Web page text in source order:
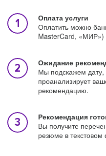
Оплата услуги
Оплатить можно
MasterCard, «МИР»)
Ожидание
Мы подскажем дату,
проанализирует
рекомендацию.
Рекомендация
Вы получите
резюме в